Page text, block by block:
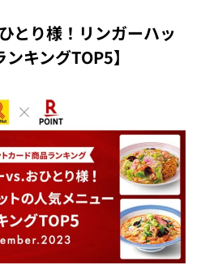
とり様！リンガーハッ
キングTOP5】